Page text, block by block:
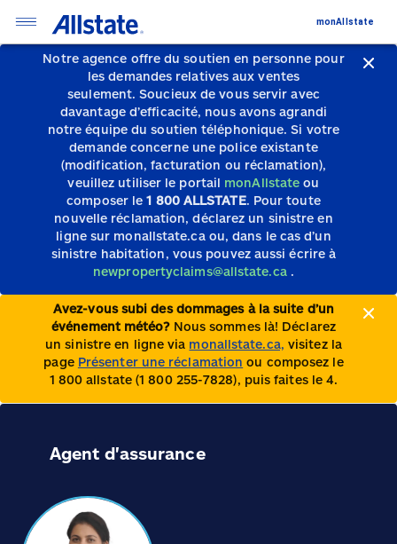
Notre agence offre du soutien en personne pour
les demandes relatives aux ventes
seulement.Soucieux de vous servir avec
davantage d’efficacité, nous avons agrandi
notre équipe du soutien téléphonique.Si votre
demande concerne une police existante
(modification, facturation ou réclamation),
veuillez utiliser le portail monAllstate ou
composer le1 800 ALLSTATE. Pour toute
nouvelle réclamation, déclarez un sinistre en
ligne sur monallstate.ca ou, dans le cas d’un
sinistre habitation, vous pouvez aussi écrire à
newpropertyclaims@allstate.ca .
Avez-vous subi des dommages à la suite d’un
événement météo? Nous sommes là! Déclarez
un sinistre en ligne via monallstate.ca, visitez la
page Présenter une réclamation ou composez le
1 800 allstate (1 800 255-7828), puis faites le 4.
monAllstate
Agent d'assurance